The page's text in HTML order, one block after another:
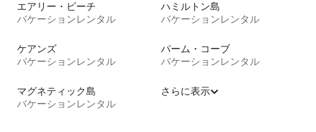
エアリー・ビーチ
バケーションレンタル
ハミルトン島
バケーションレンタル
ケアンズ
バケーションレンタル
パーム・コーブ
バケーションレンタル
マグネティック島
バケーションレンタル
さらに表示